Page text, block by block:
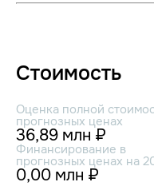
Стоимость
Оценка полной
прогнозных ценах
36,89 млн ₽
Финансирование в
прогнозных ценах на
0,00 млн ₽